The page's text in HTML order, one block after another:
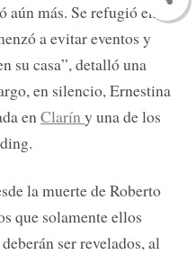
aún más. Se refugió en la
a evitar eventos y
su casa”, detalló una
en silencio, Ernestina
enClarín y una de los
la muerte de Roberto
que solamente ellos
ser revelados, al